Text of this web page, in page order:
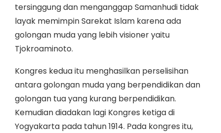
tersinggung dan menganggap Samanhudi tidak
layak memimpin Sarekat Islam karena ada
golongan muda yang lebih visioner yaitu
Tjokroaminoto.
Kongres kedua itu menghasilkan perselisihan
antara golongan muda yang berpendidikan dan
golongan tua yang kurang berpendidikan.
Kemudian diadakan lagi Kongres ketiga di
Yogyakarta pada tahun 1914. Pada kongres itu,